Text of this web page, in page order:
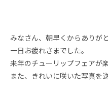
みなさん、朝早くからありが
一日お疲れさまでした。
来年のチューリップフェアが
また、きれいに咲いた写真を